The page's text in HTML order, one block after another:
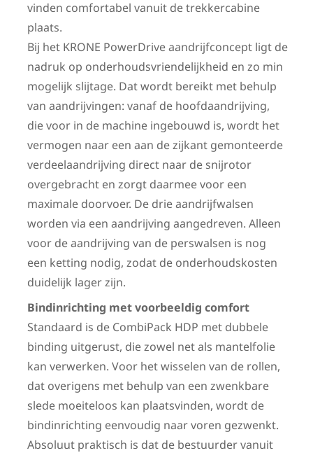
vinden comfortabel vanuit de trekkercabine
plaats.
Bij het KRONE PowerDrive aandrijfconcept ligt de
nadruk op onderhoudsvriendelijkheid en zo min
mogelijk slijtage. Dat wordt bereikt met behulp
van aandrijvingen: vanaf de hoofdaandrijving,
die voor in de machine ingebouwd is, wordt het
vermogen naar een aan de zijkant gemonteerde
verdeelaandrijving direct naar de snijrotor
overgebracht en zorgt daarmee voor een
maximale doorvoer. De drie aandrijfwalsen
worden via een aandrijving aangedreven. Alleen
voor de aandrijving van de perswalsen is nog
een ketting nodig, zodat de onderhoudskosten
duidelijk lager zijn.
Bindinrichting met voorbeeldig comfort
Standaard is de CombiPack HDP met dubbele
binding uitgerust, die zowel net als mantelfolie
kan verwerken. Voor het wisselen van de rollen,
dat overigens met behulp van een zwenkbare
slede moeiteloos kan plaatsvinden, wordt de
bindinrichting eenvoudig naar voren gezwenkt.
Absoluut praktisch is dat de bestuurder vanuit